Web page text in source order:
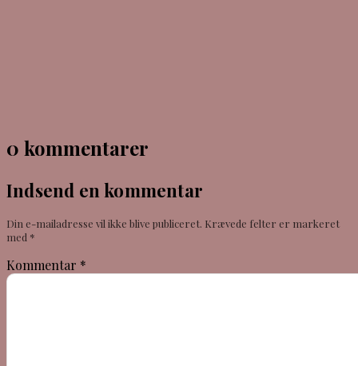
0 kommentarer
Indsend en kommentar
Din e-mailadresse vil ikke blive publiceret. Krævede felter er markeret
med *
Kommentar *